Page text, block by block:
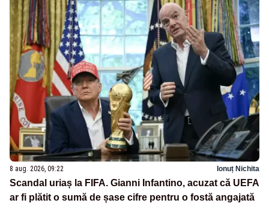
8 aug. 2026, 09:22 Ionuț Nichita
Scandal uriaș la FIFA. Gianni Infantino, acuzat că UEFA
ar fi plătit o sumă de șase cifre pentru o fostă angajată